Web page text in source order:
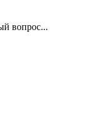
вопрос...